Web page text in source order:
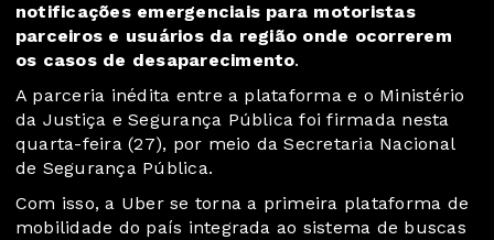
notificações emergenciais para motoristas
parceiros e usuários da região onde ocorrerem
os casos de desaparecimento.
A parceria inédita entre a plataforma e o Ministério
da Justiça e Segurança Pública foi firmada nesta
quarta-feira (27), por meio da Secretaria Nacional
de Segurança Pública.
Com isso, a Uber se torna a primeira plataforma de
mobilidade do país integrada ao sistema de buscas